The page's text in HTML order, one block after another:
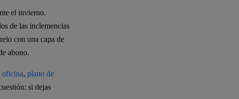
el invierno.
de las inclemencias
con una capa de
abono.
oficina, plano de
si dejas